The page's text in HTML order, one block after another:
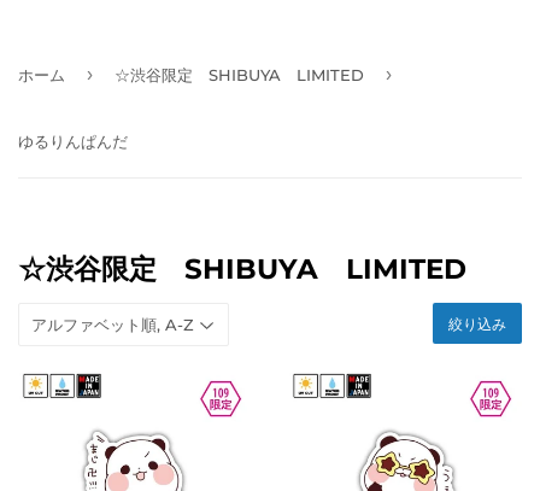
ホーム › ☆渋谷限定 SHIBUYA LIMITED ›
ゆるりんぱんだ
☆渋谷限定 SHIBUYA LIMITED
絞り込み